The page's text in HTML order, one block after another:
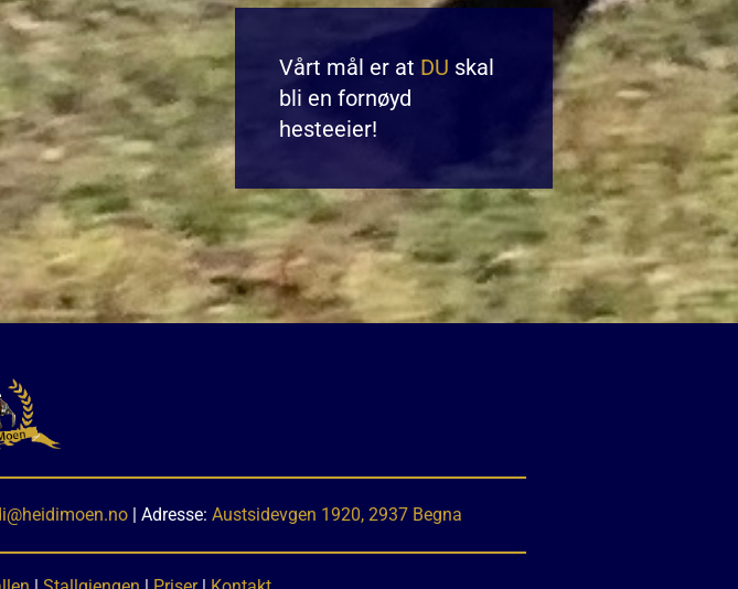
Vårt mål er at DU skal
bli en fornøyd
hesteeier!
| Adresse: Austsidevgen 1920, 2937 Begna